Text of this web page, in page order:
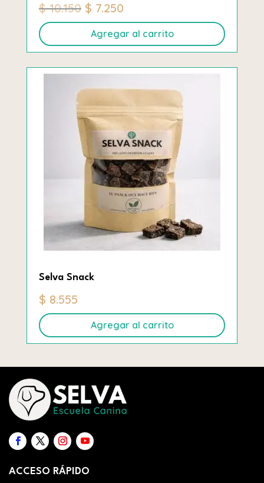
$10.150 El
precio
original
era:
$ 10.150.
$ 7.250El
precio
actual
es:
$ 7.250.
Agregar al carrito
Selva Snack
$ 8.555
Agregar al carrito
ACCESO RÁPIDO